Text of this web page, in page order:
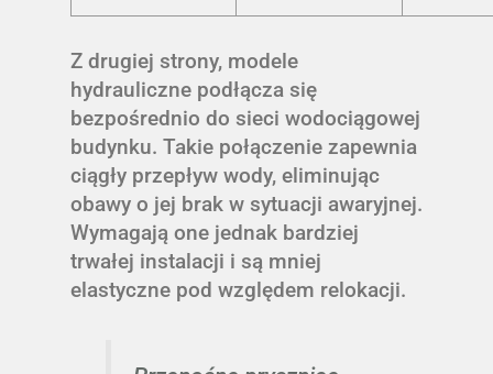
Z drugiej strony, modele
hydrauliczne podłącza się
bezpośrednio do sieci wodociągowej
budynku. Takie połączenie zapewnia
ciągły przepływ wody, eliminując
obawy o jej brak w sytuacji awaryjnej.
Wymagają one jednak bardziej
trwałej instalacji i są mniej
elastyczne pod względem relokacji.